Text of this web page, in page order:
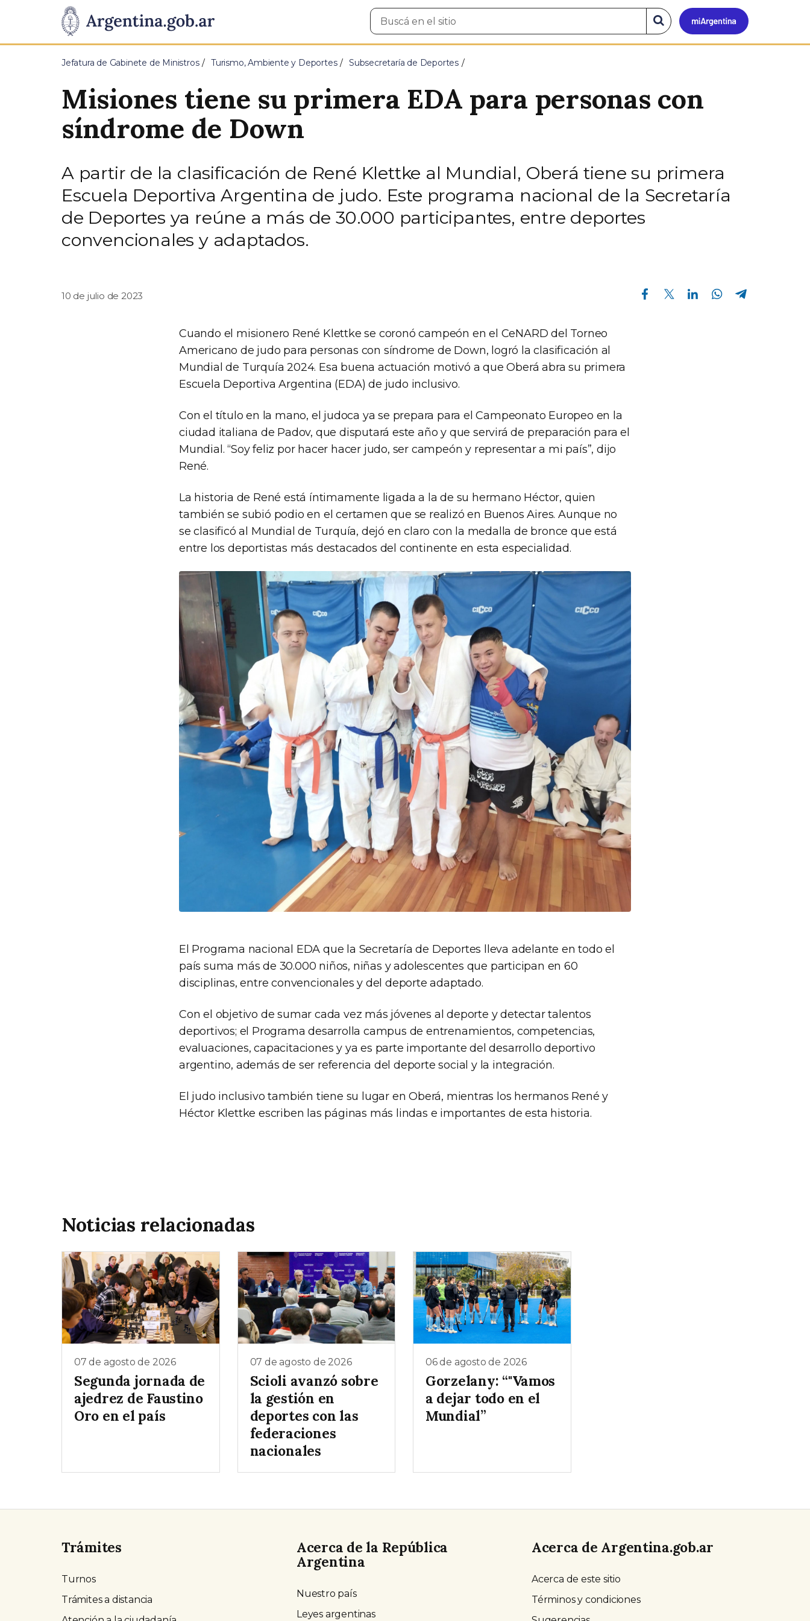
Presidencia
de
Pasar al contenido principal
Mi
Buscar
en
Buscar
en
el
Jefatura de Gabinete de Ministros Turismo, Ambiente y Deportes Subsecretaría de Deportes
Misiones tiene su primera EDA para personas con
síndrome de Down
A partir de la clasificación de René Klettke al Mundial, Oberá tiene su primera
Escuela Deportiva Argentina de judo. Este programa nacional de la Secretaría
de Deportes ya reúne a más de 30.000 participantes, entre deportes
convencionales y adaptados.
10 de julio de 2023
Compartir en Facebook Compartir en Twitter Compartir en Linkedin Compartir en Whatsapp
Cuando el misionero René Klettke se coronó campeón en el CeNARD del Torneo
Americano de judo para personas con síndrome de Down, logró la clasificación al
Mundial de Turquía 2024. Esa buena actuación motivó a que Oberá abra su primera
Escuela Deportiva Argentina (EDA) de judo inclusivo.
Con el título en la mano, el judoca ya se prepara para el Campeonato Europeo en la
ciudad italiana de Padov, que disputará este año y que servirá de preparación para el
Mundial. “Soy feliz por hacer hacer judo, ser campeón y representar a mi país”, dijo
René.
La historia de René está íntimamente ligada a la de su hermano Héctor, quien
también se subió podio en el certamen que se realizó en Buenos Aires. Aunque no
se clasificó al Mundial de Turquía, dejó en claro con la medalla de bronce que está
entre los deportistas más destacados del continente en esta especialidad.
El Programa nacional EDA que la Secretaría de Deportes lleva adelante en todo el
país suma más de 30.000 niños, niñas y adolescentes que participan en 60
disciplinas, entre convencionales y del deporte adaptado.
Con el objetivo de sumar cada vez más jóvenes al deporte y detectar talentos
deportivos; el Programa desarrolla campus de entrenamientos, competencias,
evaluaciones, capacitaciones y ya es parte importante del desarrollo deportivo
argentino, además de ser referencia del deporte social y la integración.
El judo inclusivo también tiene su lugar en Oberá, mientras los hermanos René y
Héctor Klettke escriben las páginas más lindas e importantes de esta historia.
Noticias relacionadas
07 de agosto de 2026
Segunda jornada de
ajedrez de Faustino
Oro en el país
07 de agosto de 2026
Scioli avanzó sobre
la gestión en
deportes con las
federaciones
nacionales
06 de agosto de 2026
Gorzelany: “"Vamos
a dejar todo en el
Mundial”
Trámites
Turnos
Trámites a distancia
Acerca de la República
Argentina
Nuestro país
Leyes argentinas
Acerca de Argentina.gob.ar
Acerca de este sitio
Términos y condiciones